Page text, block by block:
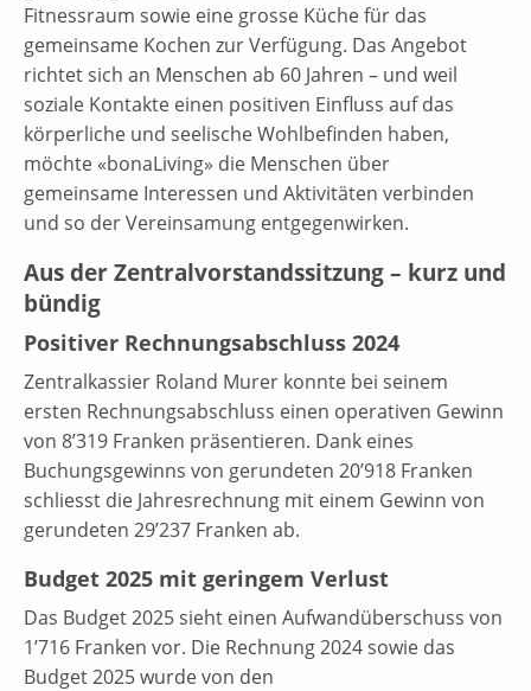
Fitnessraum sowie eine grosse Küche für das
gemeinsame Kochen zur Verfügung. Das Angebot
richtet sich an Menschen ab 60 Jahren – und weil
soziale Kontakte einen positiven Einfluss auf das
körperliche und seelische Wohlbefinden haben,
möchte «bonaLiving» die Menschen über
gemeinsame Interessen und Aktivitäten verbinden
und so der Vereinsamung entgegenwirken.
Aus der Zentralvorstandssitzung – kurz und
bündig
Positiver Rechnungsabschluss 2024
Zentralkassier Roland Murer konnte bei seinem
ersten Rechnungsabschluss einen operativen Gewinn
von 8’319 Franken präsentieren. Dank eines
Buchungsgewinns von gerundeten 20’918 Franken
schliesst die Jahresrechnung mit einem Gewinn von
gerundeten 29’237 Franken ab.
Budget 2025 mit geringem Verlust
Das Budget 2025 sieht einen Aufwandüberschuss von
1’716 Franken vor. Die Rechnung 2024 sowie das
Budget 2025 wurde von den